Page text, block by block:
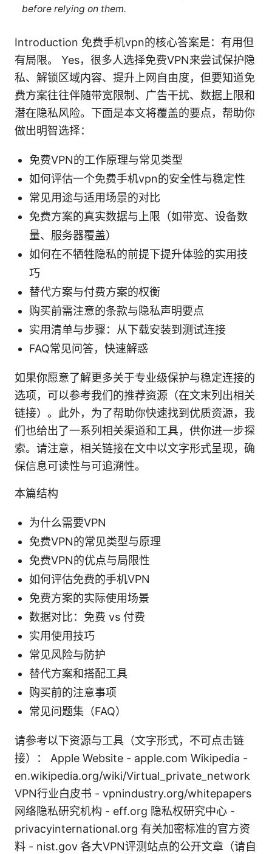
before relying on them.
Introduction 免费手机vpn的核心答案是：有用但
有局限。 Yes，很多人选择免费VPN来尝试保护隐
私、解锁区域内容、提升上网自由度，但要知道免
费方案往往伴随带宽限制、广告干扰、数据上限和
潜在隐私风险。下面是本文将覆盖的要点，帮助你
做出明智选择：
免费VPN的工作原理与常见类型
如何评估一个免费手机vpn的安全性与稳定性
常见用途与适用场景的对比
免费方案的真实数据与上限（如带宽、设备数
量、服务器覆盖）
如何在不牺牲隐私的前提下提升体验的实用技
巧
替代方案与付费方案的权衡
购买前需注意的条款与隐私声明要点
实用清单与步骤：从下载安装到测试连接
FAQ常见问答，快速解惑
如果你愿意了解更多关于专业级保护与稳定连接的
选项，可以参考我们的推荐资源（在文末列出相关
链接）。此外，为了帮助你快速找到优质资源，我
们也给出了一系列相关渠道和工具，供你进一步探
索。请注意，相关链接在文中以文字形式呈现，确
保信息可读性与可追溯性。
本篇结构
为什么需要VPN
免费VPN的常见类型与原理
免费VPN的优点与局限性
如何评估免费的手机VPN
免费方案的实际使用场景
数据对比：免费 vs 付费
实用使用技巧
常见风险与防护
替代方案和搭配工具
购买前的注意事项
常见问题集（FAQ）
请参考以下资源与工具（文字形式，不可点击链
接）： Apple Website - apple.com Wikipedia -
en.wikipedia.org/wiki/Virtual_private_network
VPN行业白皮书 - vpnindustry.org/whitepapers
网络隐私研究机构 - eff.org 隐私权研究中心 -
privacyinternational.org 有关加密标准的官方资
料 - nist.gov 各大VPN评测站点的公开文章（请自